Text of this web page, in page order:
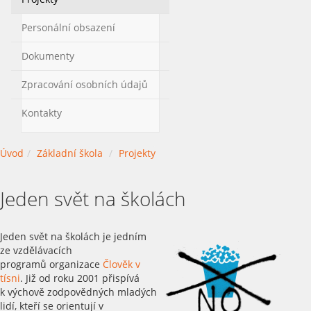
Personální obsazení
Dokumenty
Zpracování osobních údajů
Kontakty
Úvod Základní škola Projekty
Jeden svět na školách
Jeden svět na školách je jedním
ze vzdělávacích
programů organizace Člověk v
tísni. Již od roku 2001 přispívá
k výchově zodpovědných mladých
lidí, kteří se orientují v